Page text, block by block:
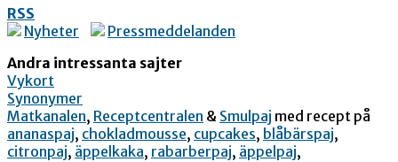
RSS
Nyheter
Pressmeddelanden
Andra intressanta sajter
Vykort
Synonymer
Matkanalen, Receptcentralen & Smulpaj med recept på
ananaspaj, chokladmousse, cupcakes, blåbärspaj,
citronpaj, äppelkaka, rabarberpaj, äppelpaj,